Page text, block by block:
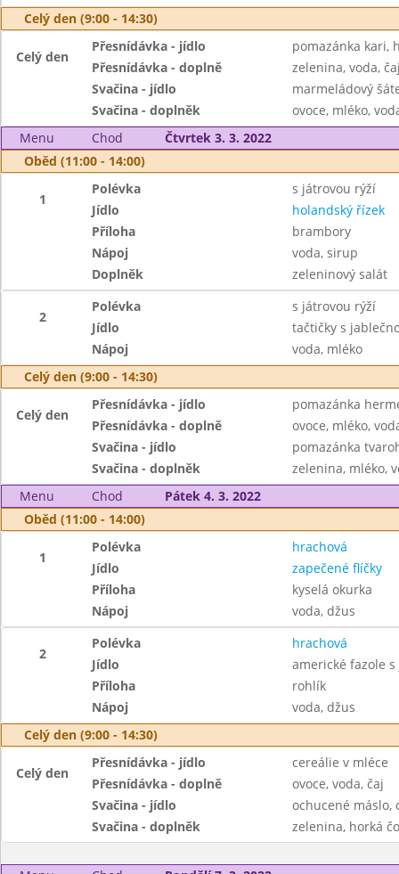
Celý den (9:00 - 14:30)
Celý den
Přesnídávka - jídlo
pomazánka kari,
Přesnídávka - doplně
zelenina, voda,
Svačina - jídlo
marmeládový
Svačina - doplněk
ovoce, mléko,
Menu
Chod
Čtvrtek 3. 3. 2022
Oběd (11:00 - 14:00)
1
Polévka
s játrovou rýží
Jídlo
holandský řízek
Příloha
brambory
Nápoj
voda, sirup
Doplněk
zeleninový salát
2
Polévka
s játrovou rýží
Jídlo
tačtičky s
Nápoj
voda, mléko
Celý den (9:00 - 14:30)
Celý den
Přesnídávka - jídlo
pomazánka
Přesnídávka - doplně
ovoce, mléko,
Svačina - jídlo
pomazánka
Svačina - doplněk
zelenina, mléko,
Menu
Chod
Pátek 4. 3. 2022
Oběd (11:00 - 14:00)
1
Polévka
hrachová
Jídlo
zapečené flíčky
Příloha
kyselá okurka
Nápoj
voda, džus
2
Polévka
hrachová
Jídlo
americké fazole
Příloha
rohlík
Nápoj
voda, džus
Celý den (9:00 - 14:30)
Celý den
Přesnídávka - jídlo
cereálie v mléce
Přesnídávka - doplně
ovoce, voda, čaj
Svačina - jídlo
ochucené máslo,
Svačina - doplněk
zelenina, horká